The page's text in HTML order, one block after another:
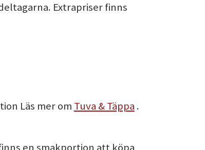
Extrapriser finns
Läs mer om Tuva & Täppa .